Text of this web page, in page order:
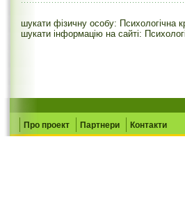
шукати фізичну особу: Психологічна
шукати інформацію на сайті:
Про проект Партнери Контакти